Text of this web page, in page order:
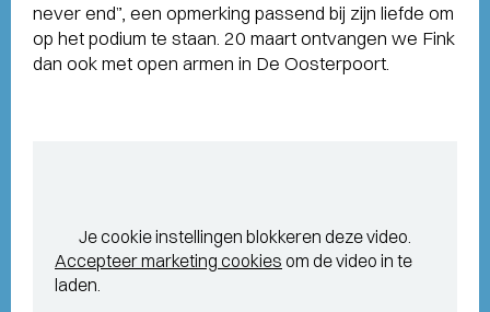
never end”, een opmerking passend bij zijn liefde om
op het podium te staan. 20 maart ontvangen we Fink
dan ook met open armen in De Oosterpoort.
Je cookie instellingen blokkeren deze video.
Accepteer marketing cookies om de video in te
laden.